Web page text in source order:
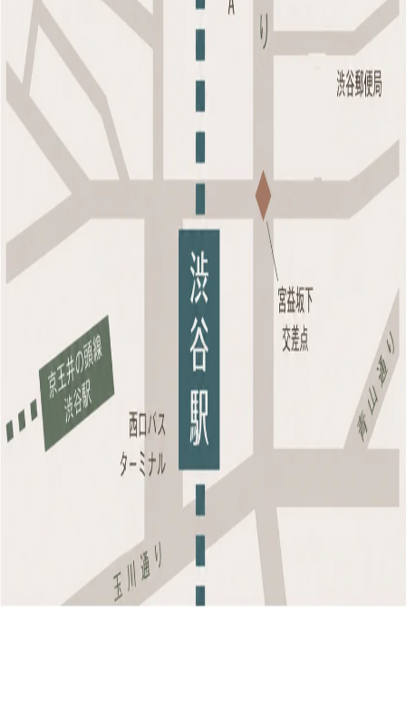
現・桜花クリニックでの 最終受付日は2026年6月20日（土）
とな
ります。
また、 2026年6月22日（月）〜7月9日（木） は、移転準備期間と
させていただきます。
なお、準備期間中もご予約・お問い合わせは通常通り承っており
ますので、お気軽にご連絡ください。
現在ご通院中の患者様につきましても、これまでの治療経過を踏
まえ、引き続き安心してご相談いただける体制を整えてまいりま
患者様にはご不便をおかけいたしますが、新しい環境にて、これ
まで以上にご満足いただける医療・サービスの提供に努めてまい
今後とも変わらぬご愛顧のほど、何卒よろしくお願い申し上げま
す。
桜花クリニック
院長 福岡 大太朗
一覧に戻る